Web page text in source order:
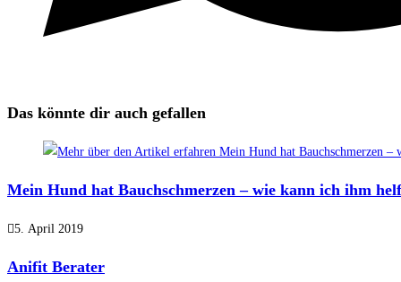
Das könnte dir auch gefallen
Mein Hund hat Bauchschmerzen – wie kann ich ihm
5. April 2019
Anifit Berater